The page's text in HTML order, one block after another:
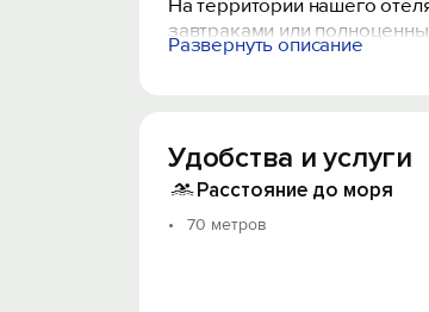
На территории нашего
завтраками или
удобной мебелью и зоной
Развернуть описание
Удобства и услуги
Расстояние до моря
70 метров